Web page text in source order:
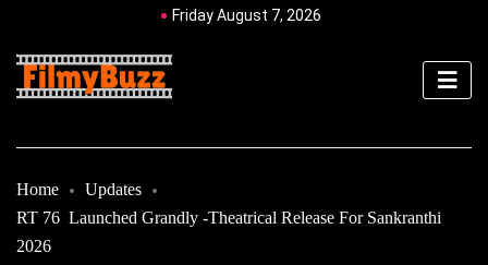
Friday August 7, 2026
Home
Updates
RT 76 Launched Grandly -Theatrical Release For Sankranthi
2026